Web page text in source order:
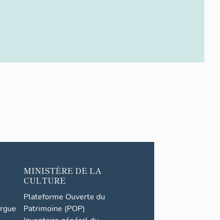
MINISTÈRE DE LA
CULTURE
Plateforme Ouverte du
Patrimoine (POP)